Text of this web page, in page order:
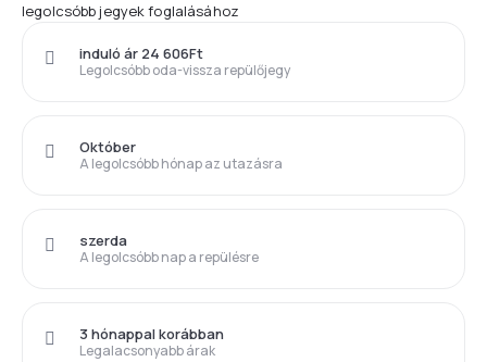
legolcsóbb jegyek foglalásához
Legolcsóbb oda-vissza repülőjegy
induló ár 24 606Ft
A legolcsóbb hónap az utazásra
Október
A legolcsóbb nap a repülésre
szerda
Legalacsonyabb árak
3 hónappal korábban